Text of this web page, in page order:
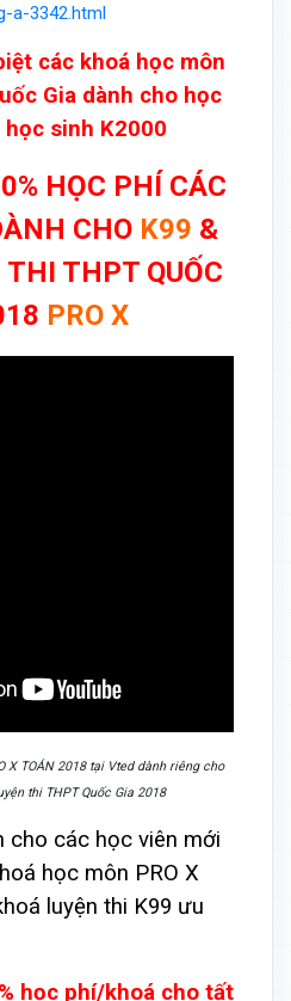
a-3342.html
các khoá học môn
Gia dành cho học
học sinh K2000
HỌC PHÍ CÁC
CHO K99 &
THI THPT QUỐC
PRO X
X TOÁN 2018 tại Vted dành riêng cho
thi THPT Quốc Gia 2018
cho các học viên mới
học môn PRO X
luyện thi K99 ưu
học phí/khoá cho tất